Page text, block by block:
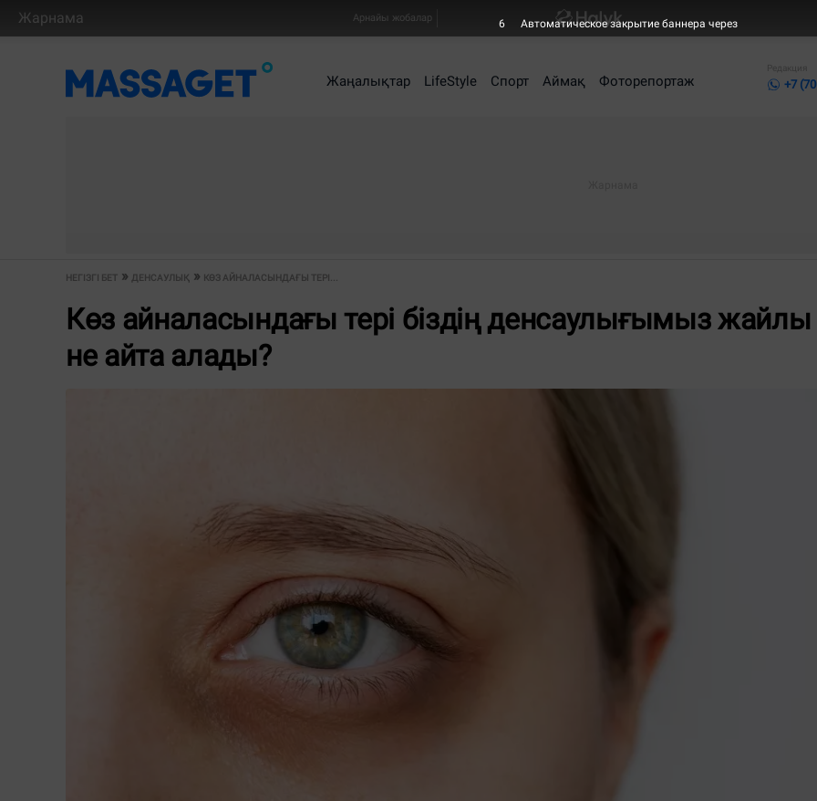
Жарнама Арнайы жобалар
Жаңалықтар LifeStyle Спорт Аймақ Фоторепортаж
Редакция
+7
НЕГІЗГІ БЕТ ДЕНСАУЛЫҚ КӨЗ АЙНАЛАСЫНДАҒЫ ТЕРІ...
Көз айналасындағы тері біздің денсаулығымыз жайлы
не айта алады?
4 Автоматическое закрытие баннера через